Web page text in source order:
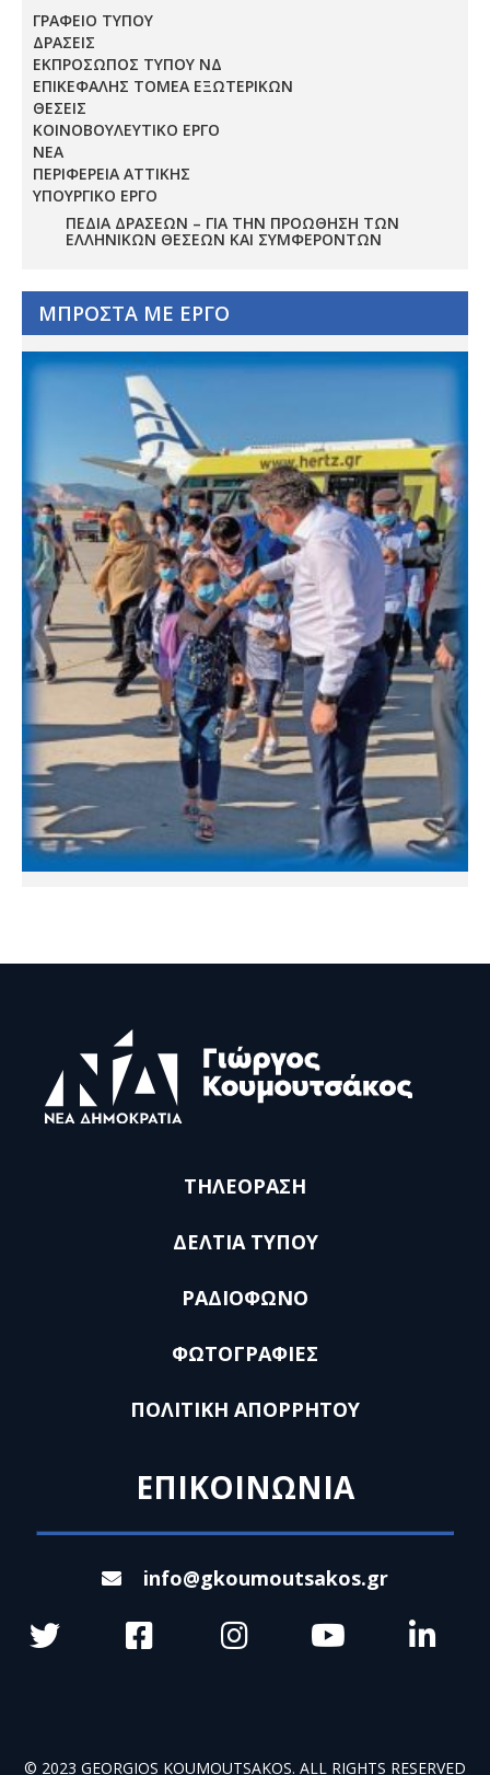
ΓΡΑΦΕΙΟ ΤΥΠΟΥ
ΔΡΑΣΕΙΣ
ΕΚΠΡΟΣΩΠΟΣ ΤΥΠΟΥ ΝΔ
ΕΠΙΚΕΦΑΛΗΣ ΤΟΜΕΑ ΕΞΩΤΕΡΙΚΩΝ
ΘΕΣΕΙΣ
ΚΟΙΝΟΒΟΥΛΕΥΤΙΚΟ ΕΡΓΟ
ΝΕΑ
ΠΕΡΙΦΕΡΕΙΑ ΑΤΤΙΚΗΣ
ΥΠΟΥΡΓΙΚΟ ΕΡΓΟ
ΠΕΔΊΑ ΔΡΆΣΕΩΝ – ΓΙΑ ΤΗΝ ΠΡΟΏΘΗΣΗ ΤΩΝ
ΕΛΛΗΝΙΚΏΝ ΘΈΣΕΩΝ ΚΑΙ ΣΥΜΦΕΡΌΝΤΩΝ
ΜΠΡΟΣΤΑ ΜΕ ΕΡΓΟ
ΤΗΛΕΟΡΑΣΗ
ΔΕΛΤΙΑ ΤΥΠΟΥ
ΡΑΔΙΟΦΩΝΟ
ΦΩΤΟΓΡΑΦΙΕΣ
ΠΟΛΙΤΙΚΗ ΑΠΟΡΡΗΤΟΥ
ΕΠΙΚΟΙΝΩΝΙΑ
info@gkoumoutsakos.gr
© 2023 GEORGIOS KOUMOUTSAKOS. ALL RIGHTS RESERVED